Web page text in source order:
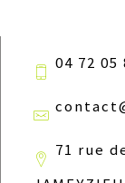
04 72 05
71 rue